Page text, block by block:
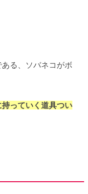
る、ソバネコがボ
っていく道具つい